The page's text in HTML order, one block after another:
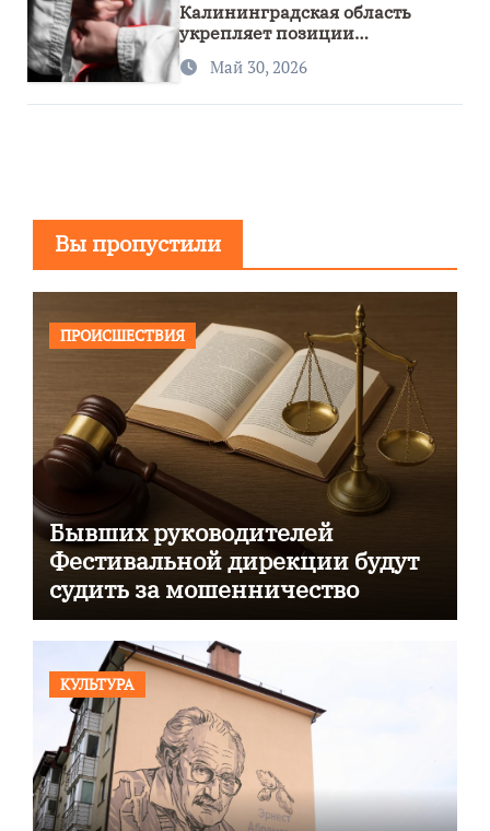
Калининградская область
укрепляет позиции
спортивного региона
Май 30, 2026
Вы пропустили
ПРОИСШЕСТВИЯ
Бывших руководителей
Фестивальной дирекции будут
судить за мошенничество
КУЛЬТУРА